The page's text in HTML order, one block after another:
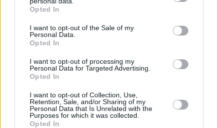
grant or deny consent to Google and its third-party tags to
use your data for below specified purposes in below Google
consent section.
Opted In
I want to opt-out of the Sale of my
Personal Data.
Opted In
I want to opt-out of processing my
Personal Data for Targeted Advertising.
Opted In
I want to opt-out of Collection, Use,
Retention, Sale, and/or Sharing of my
Personal Data that Is Unrelated with the
Purposes for which it was collected.
Opted In
ΔΕΙΤΕ ΟΛΕΣ ΤΙΣ ΕΙΔΗΣΕΙΣ
ΤΑ ΠΙΟ ΔΗΜΟΦΙΛΗ